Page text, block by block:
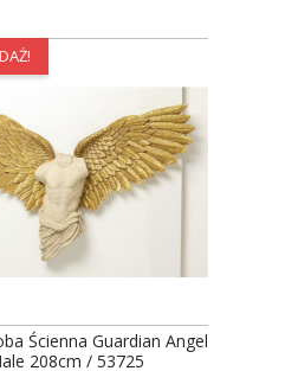
Ścienna Guardian Angel
208cm / 53725